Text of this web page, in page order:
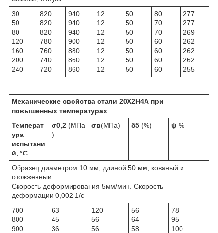
30
50
80
120
160
200
240
820
820
820
780
760
740
720
940
940
940
900
880
860
860
12
12
12
12
12
12
12
50
50
50
50
50
50
50
80
70
70
60
60
60
60
277
277
269
262
262
262
255
Механические свойства стали 20Х2Н4А при
повышенных температурах
Температ
ура
испытани
й, °С
σ0,2 (МПа
)
σв(МПа) δ5 (%) ψ %
Образец диаметром 10 мм, длиной 50 мм, кованый и
отожжённый.
Скорость деформирования 5мм/мин. Скорость
деформации 0,002 1/с
700
800
900
63
45
36
120
56
56
56
64
58
78
95
100